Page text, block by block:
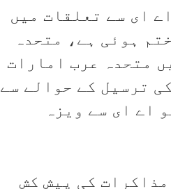
ای سے تعلقات میں
ہوئی ہے، متحدہ
متحدہ عرب امارات
ترسیل کے حوالے سے
اے ای سے ویزہ
کی پیش کش